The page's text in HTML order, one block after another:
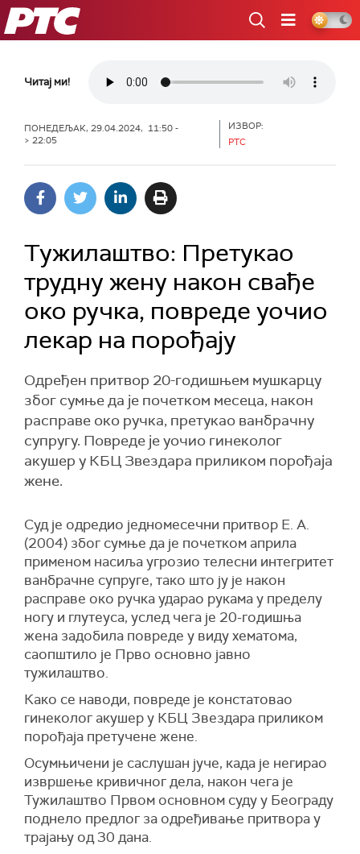
РТС
Читај ми!
ПОНЕДЕЉАК, 29.04.2024, 11:50 -
> 22:05
ИЗВОР:
РТС
Тужилаштво: Претукао
трудну жену након свађе
око ручка, повреде уочио
лекар на порођају
Одређен притвор 20-годишњем мушкарцу
због сумње да је почетком месеца, након
расправе око ручка, претукао ванбрачну
супругу. Повреде је уочио гинеколог
акушер у КБЦ Звездара приликом порођаја
жене.
Суд је одредио једномесечни притвор Е. А.
(2004) због сумње да је почетком априла
применом насиља угрозио телесни интегритет
ванбрачне супруге, тако што ју је након
расправе око ручка ударао рукама у пределу
ногу и глутеуса, услед чега је 20-годишња
жена задобила повреде у виду хематома,
саопштило је Прво основно јавно
тужилаштво.
Како се наводи, повреде је констатовао
гинеколог акушер у КБЦ Звездара приликом
порођаја претучене жене.
Осумњичени је саслушан јуче, када је негирао
извршење кривичног дела, након чега је
Тужилаштво Првом основном суду у Београду
поднело предлог за одређивање притвора у
трајању од 30 дана.